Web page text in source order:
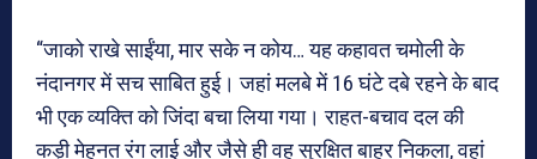
“जाको राखे साईंया, मार सके न कोय… यह कहावत चमोली के
नंदानगर में सच साबित हुई। जहां मलबे में 16 घंटे दबे रहने के बाद
भी एक व्यक्ति को जिंदा बचा लिया गया। राहत-बचाव दल की
कड़ी मेहनत रंग लाई और जैसे ही वह सुरक्षित बाहर निकला, वहां